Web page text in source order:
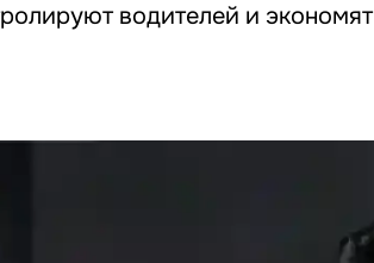
водителей и экономят